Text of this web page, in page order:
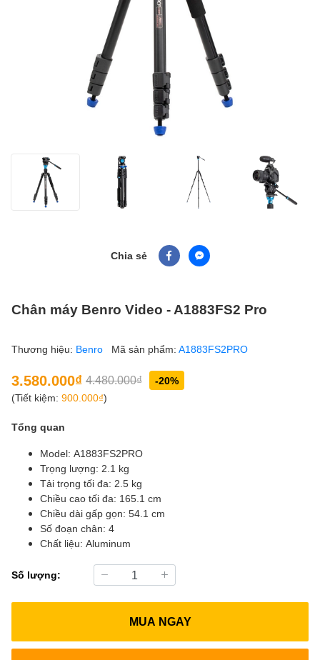
Chia sẻ
Chân máy Benro Video - A1883FS2 Pro
Thương hiệu: Benro Mã sản phẩm: A1883FS2PRO
3.580.000₫ 4.480.000₫
-20%
(Tiết kiệm: 900.000₫)
Tổng quan
Model: A1883FS2PRO
Trọng lượng: 2.1 kg
Tải trọng tối đa: 2.5 kg
Chiều cao tối đa: 165.1 cm
Chiều dài gấp gọn: 54.1 cm
Số đoạn chân: 4
Chất liệu: Aluminum
Số lượng:
MUA NGAY